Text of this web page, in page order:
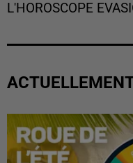
L'HOROSCOPE